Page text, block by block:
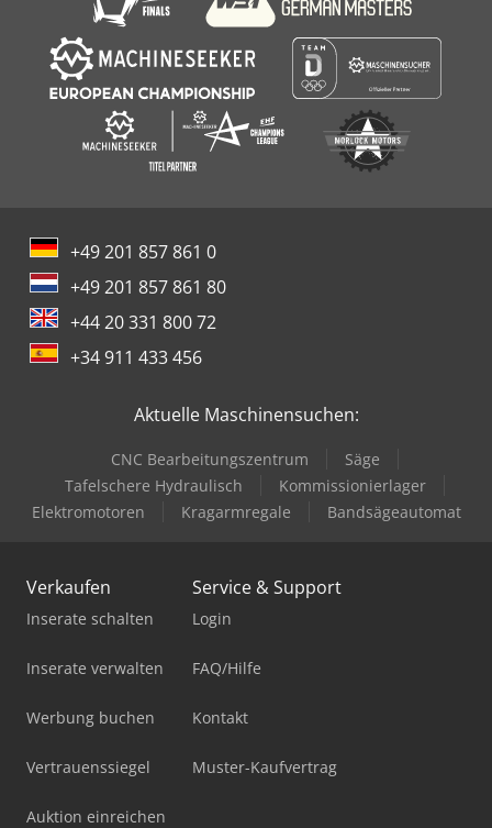
+49 201 857 861 0
+49 201 857 861 80
+44 20 331 800 72
+34 911 433 456
Aktuelle Maschinensuchen:
CNC Bearbeitungszentrum
Säge
Tafelschere Hydraulisch
Kommissionierlager
Elektromotoren
Kragarmregale Bandsägeautomat
Verkaufen
Inserate schalten
Inserate verwalten
Werbung buchen
Vertrauenssiegel
Auktion einreichen
Service & Support
Login
FAQ/Hilfe
Kontakt
Muster-Kaufvertrag